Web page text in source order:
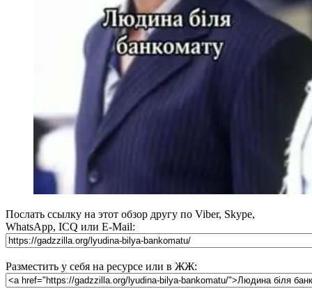
Послать ссылку на этот обзор другу по Viber, Skype,
WhatsApp, ICQ или E-Mail:
Разместить у себя на ресурсе или в ЖЖ: